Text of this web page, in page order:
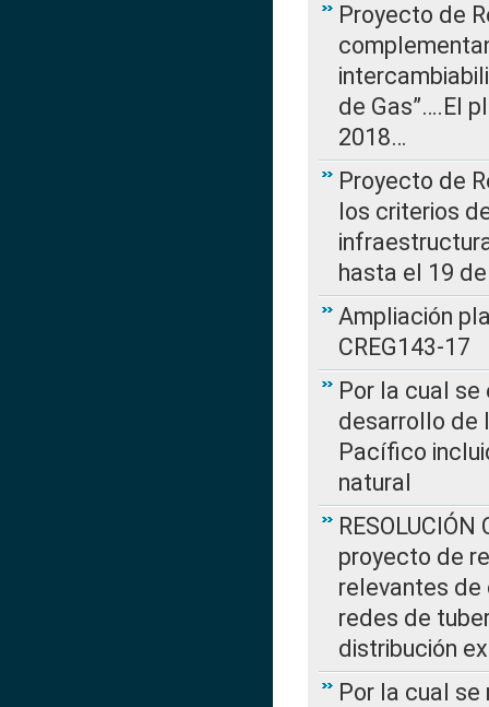
Proyecto de
de Gas”….El
2018…
Proyecto de
los criterios
hasta el 19
Ampliación
CREG143-17
Por la cual
desarrollo de
Pacífico
natural
proyecto de
relevantes de
redes de
distribución
Por la cual se